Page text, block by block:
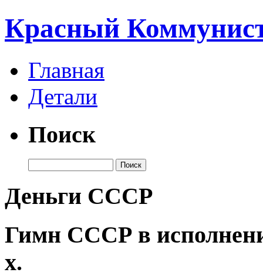
Красный
Главная
Детали
Поиск
Деньги СССР
Гимн СССР в
х.